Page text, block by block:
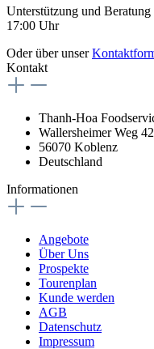
Unterstützung und Beratung
17:00 Uhr
Oder über unser
Kontakt
Thanh-Hoa
Wallersheimer Weg 42
56070 Koblenz
Deutschland
Informationen
Angebote
Über Uns
Prospekte
Tourenplan
Kunde werden
AGB
Datenschutz
Impressum